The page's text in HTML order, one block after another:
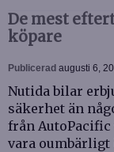
De mest
köpare
Publicerad augusti 6,
Nutida bilar
säkerhet än
från
vara oumbärligt